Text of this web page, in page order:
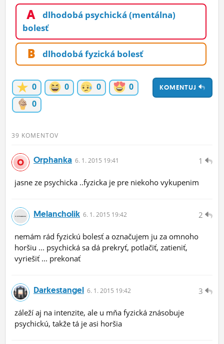
STATUSY
BLOGY
OBRÁZKY
ĽUDIA
MÔJ PROFIL
NASTAVENIA
A
dlhodobá psychická (mentálna)
bolesť
B dlhodobá fyzická bolesť
KOMENTUJ
0 0 0
0
0
39 KOMENTOV
1
Orphanka 6. 1. 2015 19:41
jasne ze psychicka ..fyzicka je pre niekoho vykupenim
2
Melancholik 6. 1. 2015 19:42
nemám rád fyzickú bolesť a označujem ju za omnoho
horšiu ... psychická sa dá prekryť, potlačiť, zatieniť,
vyriešiť ... prekonať
3
Darkestangel 6. 1. 2015 19:42
záleží aj na intenzite, ale u mňa fyzická znásobuje
psychickú, takže tá je asi horšia